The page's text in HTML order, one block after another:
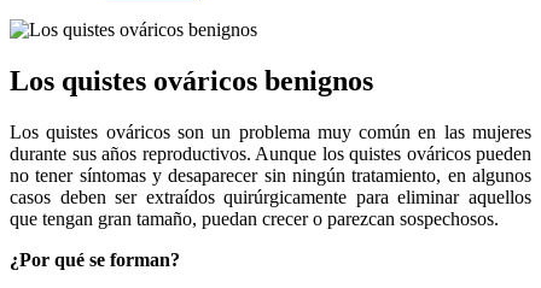
Los quistes ováricos benignos
Los quistes ováricos son un problema muy común en las mujeres
durante sus años reproductivos. Aunque los quistes ováricos pueden
no tener síntomas y desaparecer sin ningún tratamiento, en algunos
casos deben ser extraídos quirúrgicamente para eliminar aquellos
que tengan gran tamaño, puedan crecer o parezcan sospechosos.
¿Por qué se forman?